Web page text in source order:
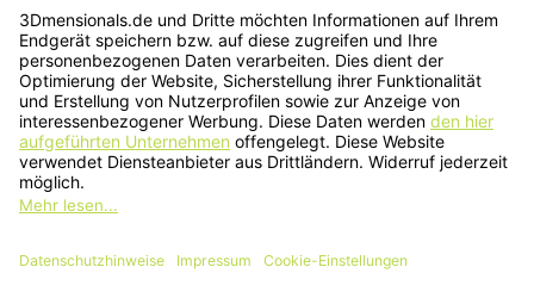
Änderungen und Irrtümer vorbehalten. Nur solange der Vorrat reicht.
© 2026 3Dmensionals / PONTIALIS GmbH & Co. KG - All Rights Reserved.​
Kundenbewertung